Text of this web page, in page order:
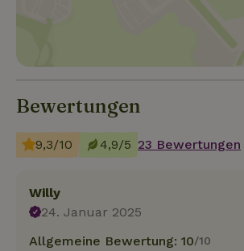
Bewertungen
9,3/10 4,9/5 23 Bewertungen
Willy
24. Januar 2025
Allgemeine Bewertung: 10/10